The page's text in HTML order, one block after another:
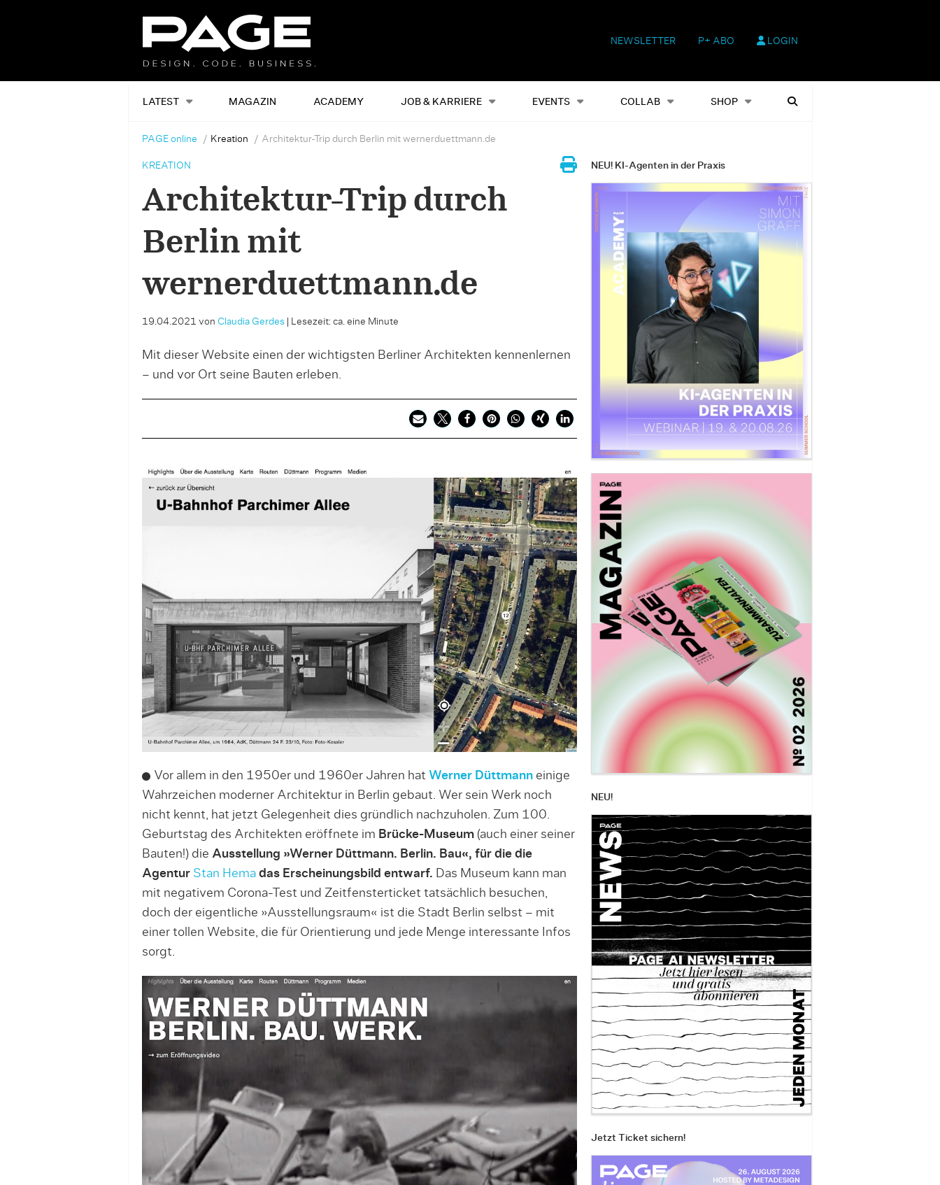
NEWSLETTER P+ ABO LOGIN
LATEST MAGAZIN ACADEMY JOB & KARRIERE EVENTS COLLAB SHOP
Alles Events Shop Heftausgaben Suchen
PAGE online Kreation Architektur-Trip durch Berlin mit wernerduettmann.de
KREATION
Architektur-Trip durch
Berlin mit
wernerduettmann.de
19.04.2021 von Claudia Gerdes Lesezeit: ca. eine Minute
Mit dieser Website einen der wichtigsten Berliner Architekten kennenlernen
– und vor Ort seine Bauten erleben.
Vor allem in den 1950er und 1960er Jahren hat Werner Düttmanneinige
Wahrzeichen moderner Architektur in Berlin gebaut. Wer sein Werk noch
nicht kennt, hat jetzt Gelegenheit dies gründlich nachzuholen. Zum 100.
Geburtstag des Architekten eröffnete im Brücke-Museum(auch einer seiner
Bauten!) die Ausstellung »Werner Düttmann. Berlin. Bau«, für die die
Agentur Stan Hemadas Erscheinungsbild entwarf. Das Museum kann man
mit negativem Corona-Test und Zeitfensterticket tatsächlich besuchen,
doch der eigentliche »Ausstellungsraum« ist die Stadt Berlin selbst – mit
einer tollen Website, die für Orientierung und jede Menge interessante Infos
sorgt.
NEU! KI-Agenten in der Praxis
NEU!
Jetzt Ticket sichern!